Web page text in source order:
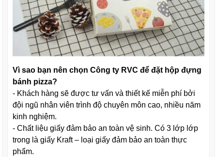
Vì sao bạn nên chọn Công ty RVC để đặt hộp đựng
bánh pizza?
- Khách hàng sẽ được tư vấn và thiết kế miễn phí bởi
đội ngũ nhân viên trình độ chuyên môn cao, nhiều năm
kinh nghiệm.
- Chất liệu giấy đảm bảo an toàn vệ sinh. Có 3 lớp lớp
trong là giấy Kraft – loại giấy đảm bảo an toàn thực
phẩm.